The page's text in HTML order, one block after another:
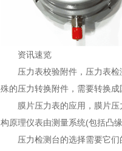
资讯速览
压力表校验附件 ，压力表
殊的压力转换附件，需要转换成
膜片压力表的应用 ，膜片
构原理仪表由测量系统(包括凸
压力检测台的选择需要它们